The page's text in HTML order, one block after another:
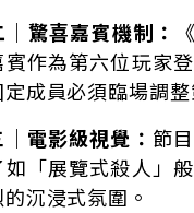
驚喜嘉賓機制：
作為第六位玩家
成員必須臨場調
電影級視覺： 節
如「展覽式殺人」
沉浸式氛圍。